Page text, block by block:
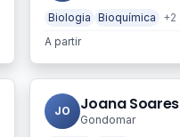
Biologia Bioquímica
+2
A partir
JO Joana Soares
Gondomar